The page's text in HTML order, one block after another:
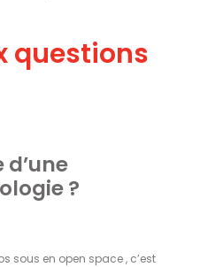
questions
?
sous en open space , c’est